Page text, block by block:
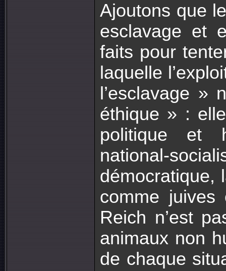
Ajoutons que
esclavage et
faits pour
laquelle
l’esclavage »
éthique » :
politique et
national-
démocratique,
comme
Reich n’est
animaux non
de chaque